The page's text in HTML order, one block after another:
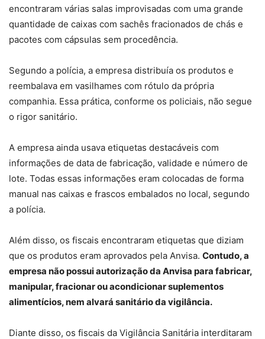
encontraram várias salas improvisadas com uma grande
quantidade de caixas com sachês fracionados de chás e
pacotes com cápsulas sem procedência.
Segundo a polícia, a empresa distribuía os produtos e
reembalava em vasilhames com rótulo da própria
companhia. Essa prática, conforme os policiais, não segue
o rigor sanitário.
A empresa ainda usava etiquetas destacáveis com
informações de data de fabricação, validade e número de
lote. Todas essas informações eram colocadas de forma
manual nas caixas e frascos embalados no local, segundo
a polícia.
Além disso, os fiscais encontraram etiquetas que diziam
que os produtos eram aprovados pela Anvisa. Contudo, a
empresa não possui autorização da Anvisa para fabricar,
manipular, fracionar ou acondicionar suplementos
alimentícios, nem alvará sanitário da vigilância.
Diante disso, os fiscais da Vigilância Sanitária interditaram